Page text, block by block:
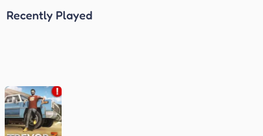
Recently Played